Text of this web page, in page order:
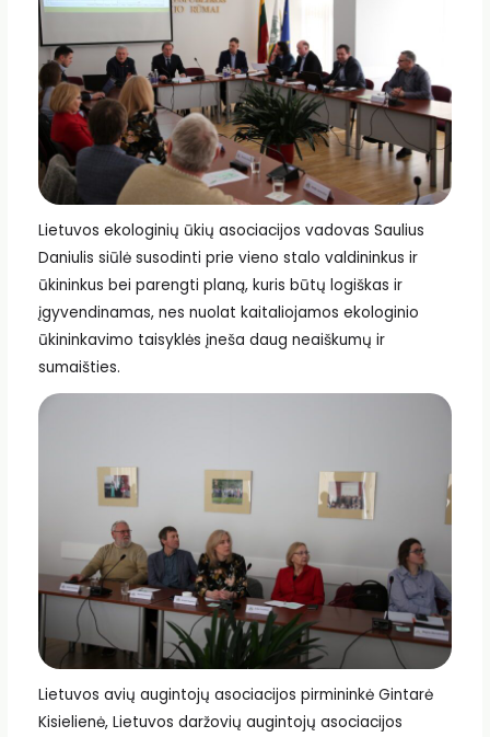
Lietuvos ekologinių ūkių asociacijos vadovas Saulius
Daniulis siūlė susodinti prie vieno stalo valdininkus ir
ūkininkus bei parengti planą, kuris būtų logiškas ir
įgyvendinamas, nes nuolat kaitaliojamos ekologinio
ūkininkavimo taisyklės įneša daug neaiškumų ir
sumaišties.
Lietuvos avių augintojų asociacijos pirmininkė Gintarė
Kisielienė, Lietuvos daržovių augintojų asociacijos